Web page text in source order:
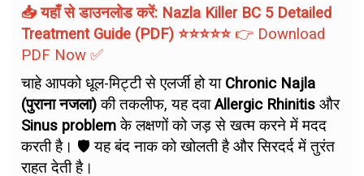
📥 यहाँ से डाउनलोड करें: Nazla Killer BC 5 Detailed
Treatment Guide (PDF) ⭐⭐⭐⭐⭐👉 Download
PDF Now ✅
चाहे आपको धूल-मिट्टी से एलर्जी हो या Chronic Najla
(पुराना नजला)की तकलीफ, यह दवाAllergic Rhinitis और
Sinus problemके लक्षणों को जड़ से खत्म करने में मदद
करती है। 🛡️ यह बंद नाक को खोलती है और सिरदर्द में तुरंत
राहत देती है।